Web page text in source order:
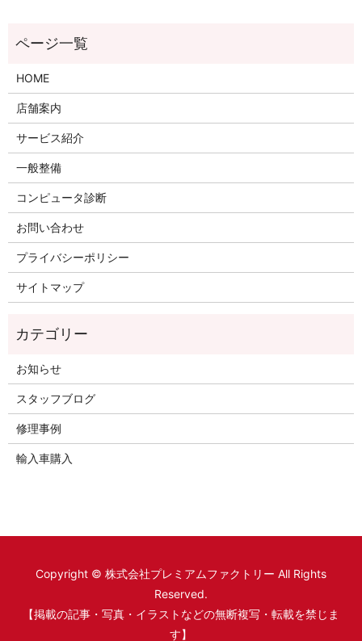
HOME
店舗案内
サービス紹介
一般整備
コンピュータ診断
お問い合わせ
プライバシーポリシー
サイトマップ
お知らせ
スタッフブログ
修理事例
輸入車購入
Copyright © 株式会社プレミアムファクトリー All Rights
Reserved.
【掲載の記事・写真・イラストなどの無断複写・転載を禁じま
す】